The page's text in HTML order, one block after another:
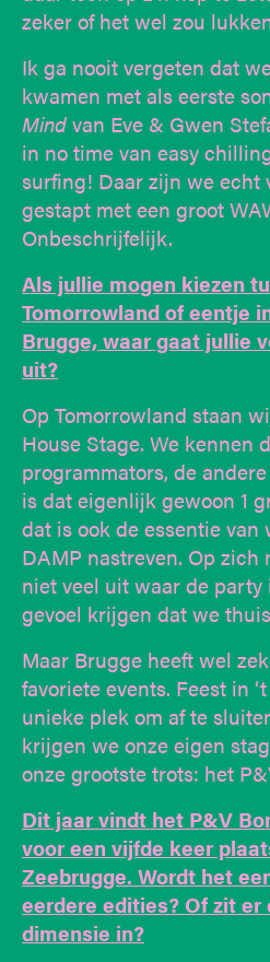
zeker of het wel zou
Ik ga nooit vergeten dat
kwamen met als eerste
Mindvan Eve & Gwen
in no time van easy
surfing! Daar zijn we echt
gestapt met een groot
Onbeschrijfelijk.
Als jullie mogen kiezen
Tomorrowland of eentje
Brugge, waar gaat jullie
uit?
Op Tomorrowland staan
House Stage. We kennen
programmators, de
is dat eigenlijk gewoon 1
dat is ook de essentie van
DAMP nastreven. Op zich
niet veel uit waar de party
gevoel krijgen dat we
Maar Brugge heeft wel
favoriete events. Feest in
unieke plek om af te
krijgen we onze eigen
onze grootste trots: het
Dit jaar vindt het P&V
voor een vijfde keer
Zeebrugge. Wordt het
eerdere edities? Of zit
dimensie in?